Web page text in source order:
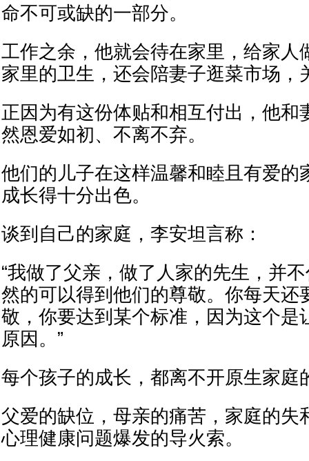
命不可或缺的一部分。
工作之余，他就会待在家里，给家人
家里的卫生，还会陪妻子逛菜市场，
正因为有这份体贴和相互付出，他和
然恩爱如初、不离不弃。
他们的儿子在这样温馨和睦且有爱的
成长得十分出色。
谈到自己的家庭，李安坦言称：
“我做了父亲，做了人家的先生，并
然的可以得到他们的尊敬。你每天还
敬，你要达到某个标准，因为这个是
原因。”
每个孩子的成长，都离不开原生家庭
父爱的缺位，母亲的痛苦，家庭的失
心理健康问题爆发的导火索。